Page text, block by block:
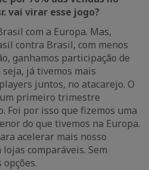
vai virar esse jogo?
com a Europa. Mas,
contra Brasil, com menos
ganhamos participação de
seja, já tivemos mais
juntos, no atacarejo. O
primeiro trimestre
Foi por isso que fizemos uma
do que tivemos na Europa.
acelerar mais nosso
comparáveis. Sem